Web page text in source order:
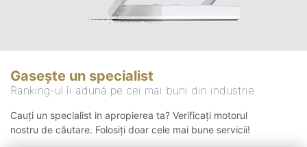
Gasește un specialist
Ranking-ul îi adună pe cei mai buni din industrie
Cauți un specialist in apropierea ta? Verificați motorul
nostru de căutare. Folosiți doar cele mai bune servicii!